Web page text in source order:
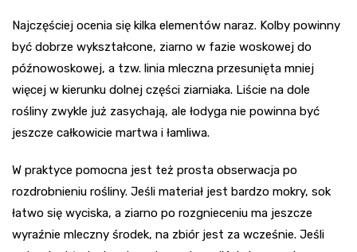
Najczęściej ocenia się kilka elementów naraz. Kolby powinny
być dobrze wykształcone, ziarno w fazie woskowej do
późnowoskowej, a tzw. linia mleczna przesunięta mniej
więcej w kierunku dolnej części ziarniaka. Liście na dole
rośliny zwykle już zasychają, ale łodyga nie powinna być
jeszcze całkowicie martwa i łamliwa.
W praktyce pomocna jest też prosta obserwacja po
rozdrobnieniu rośliny. Jeśli materiał jest bardzo mokry, sok
łatwo się wyciska, a ziarno po rozgnieceniu ma jeszcze
wyraźnie mleczny środek, na zbiór jest za wcześnie. Jeśli